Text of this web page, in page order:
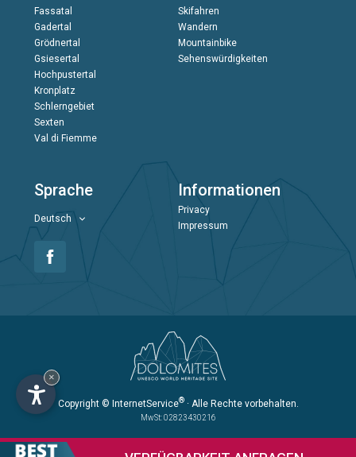
Fassatal
Gadertal
Grödnertal
Gsiesertal
Hochpustertal
Kronplatz
Schlerngebiet
Sexten
Val di Fiemme
Skifahren
Wandern
Mountainbike
Sehenswürdigkeiten
Sprache
Deutsch
Informationen
Privacy
Impressum
Copyright © InternetService®· Alle Rechte vorbehalten.
MwSt: 02823430216
×